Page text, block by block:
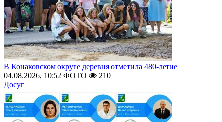
В Конаковском округе деревня отметила 480-летие
04.08.2026, 10:52 ФОТО
210
Досуг